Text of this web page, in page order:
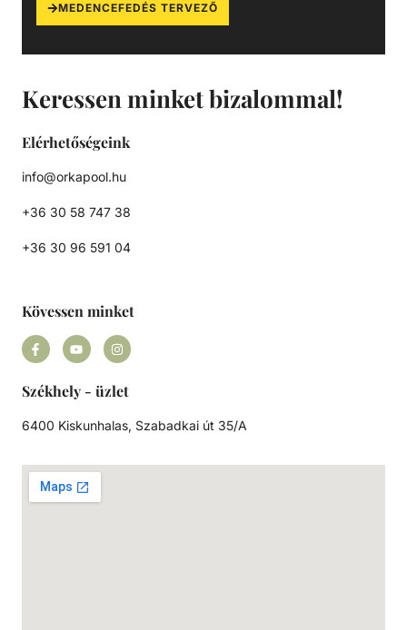
Keressen minket bizalommal!
Elérhetőségeink
info@orkapool.hu
+36 30 58 747 38
+36 30 96 591 04
Kövessen minket
Székhely - üzlet
6400 Kiskunhalas, Szabadkai út 35/A
MEDENCEFEDÉS TERVEZŐ